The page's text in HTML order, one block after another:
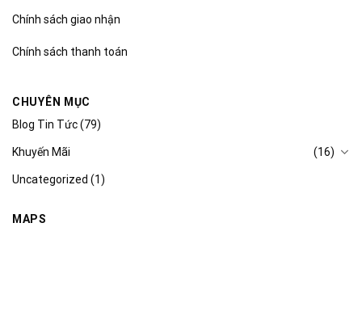
Chính sách giao nhận
Chính sách thanh toán
CHUYÊN MỤC
Blog Tin Tức(79)
Khuyến Mãi (16)
Uncategorized (1)
MAPS